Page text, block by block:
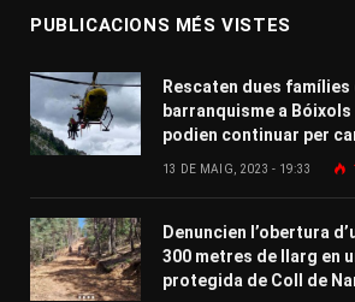
PUBLICACIONS MÉS VISTES
Rescaten dues famílies
barranquisme a
podien continuar per
13 DE MAIG, 2023 - 19:33
Denuncien l’obertura
300 metres de llarg en
protegida de Coll de